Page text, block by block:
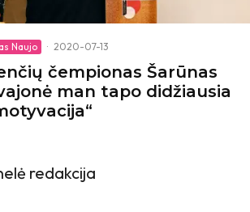
Naujo · 2020-07-13
čempionas Šarūnas
man tapo didžiausia
redakcija